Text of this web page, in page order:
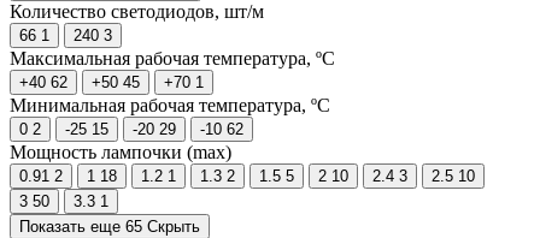
Количество светодиодов, шт/м
66 1 240 3
Максимальная рабочая температура, ºС
+40 62 +50 45 +70 1
Минимальная рабочая температура, ºС
0 2 -25 15 -20 29 -10 62
Мощность лампочки (max)
0.91 2 1 18 1.2 1 1.3 2 1.5 5 2 10 2.4 3 2.5 10
3 50 3.3 1
Показать еще 65 Скрыть